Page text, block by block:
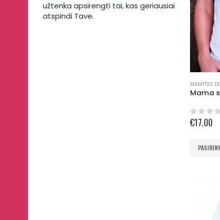
MAMYTĖS
Mama
0out
€17.00
This
užtenka apsirengti tai, kas geriausiai
atspindi Tave.